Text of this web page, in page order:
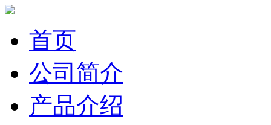
首页
公司简介
产品介绍